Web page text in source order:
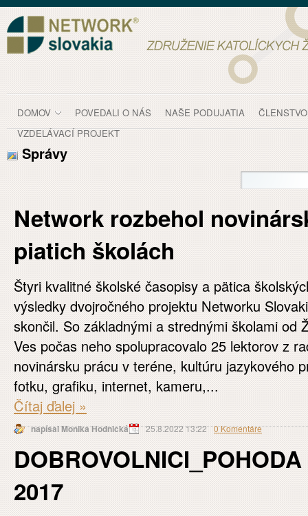
DOMOV POVEDALI O NÁS NAŠE PODUJATIA
ČLENSTVO
VZDELÁVACÍ PROJEKT
Správy
Network rozbehol
piatich školách
Štyri kvalitné školské časopisy a pätica
výsledky dvojročného projektu Networku
skončil. So základnými a strednými školami od
Ves počas neho spolupracovalo 25 lektorov z
novinársku prácu v teréne, kultúru jazykového
fotku, grafiku, internet, kameru,...
Čítaj ďalej »
napísal Monika Hodnická 25.8.2022 13:22 0 Komentáre
2017